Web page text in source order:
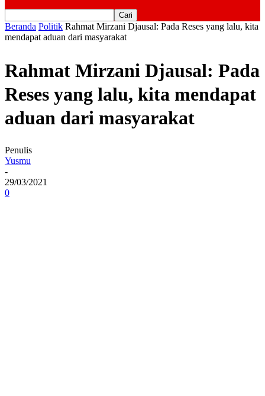
Beranda Politik Rahmat Mirzani Djausal: Pada Reses yang lalu, kita
mendapat aduan dari masyarakat
Rahmat Mirzani Djausal: Pada
Reses yang lalu, kita mendapat
aduan dari masyarakat
Penulis
Yusmu
-
29/03/2021
0